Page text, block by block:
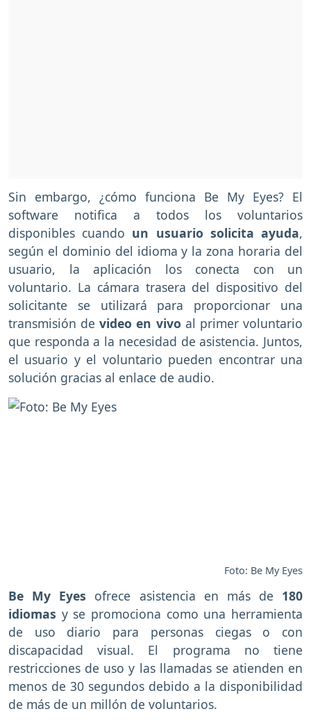
Sin embargo, ¿cómo funciona Be My Eyes? El
software notifica a todos los voluntarios
disponibles cuando un usuario solicita ayuda,
según el dominio del idioma y la zona horaria del
usuario, la aplicación los conecta con un
voluntario. La cámara trasera del dispositivo del
solicitante se utilizará para proporcionar una
transmisión devideo en vivo al primer voluntario
que responda a la necesidad de asistencia. Juntos,
el usuario y el voluntario pueden encontrar una
solución gracias al enlace de audio.
Foto: Be My Eyes
Be My Eyes ofrece asistencia en más de 180
idiomas y se promociona como una herramienta
de uso diario para personas ciegas o con
discapacidad visual. El programa no tiene
restricciones de uso y las llamadas se atienden en
menos de 30 segundos debido a la disponibilidad
de más de un millón de voluntarios.